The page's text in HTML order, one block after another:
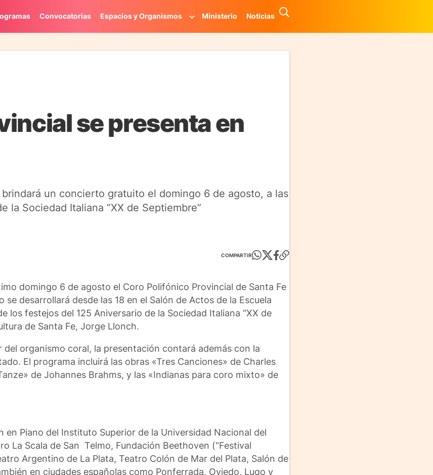
Convocatorias Espacios y Organismos Ministerio Noticias
se presenta en
un concierto gratuito el domingo 6 de agosto, a las
la Sociedad Italiana “XX de Septiembre”
COMPARTIR
domingo 6 de agosto el Coro Polifónico Provincial de Santa Fe
desarrollará desde las 18 en el Salón de Actos de la Escuela
festejos del 125 Aniversario de la Sociedad Italiana “XX de
de Santa Fe, Jorge Llonch.
organismo coral, la presentación contará además con la
El programa incluirá las obras «Tres Canciones» de Charles
de Johannes Brahms, y las «Indianas para coro mixto» de
Piano del Instituto Superior de la Universidad Nacional del
La Scala de San Telmo, Fundación Beethoven (“Festival
Argentino de La Plata, Teatro Colón de Mar del Plata, Salón de
en ciudades españolas como Ponferrada, Oviedo, Lugo y